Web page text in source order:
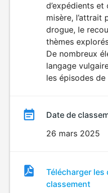
d’expédients
misère, l’attrait
drogue, le
thèmes
De nombreux
langage
les épisodes de
Date de
26 mars 2025
Fichier
de
classement
Télécharger
classement